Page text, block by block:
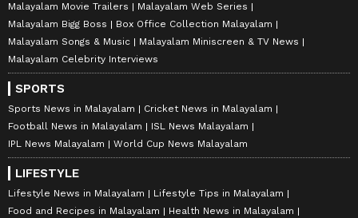
Malayalam Movie Trailers
Malayalam Web Series
Malayalam Bigg Boss
Box Office Collection Malayalam
Malayalam Songs & Music
Malayalam Miniscreen & TV News
Malayalam Celebrity Interviews
SPORTS
Sports News in Malayalam
Cricket News in Malayalam
Football News in Malayalam
ISL News Malayalam
IPL News Malayalam
World Cup News Malayalam
LIFESTYLE
Lifestyle News in Malayalam
Lifestyle Tips in Malayalam
Food and Recipes in Malayalam
Health News in Malayalam